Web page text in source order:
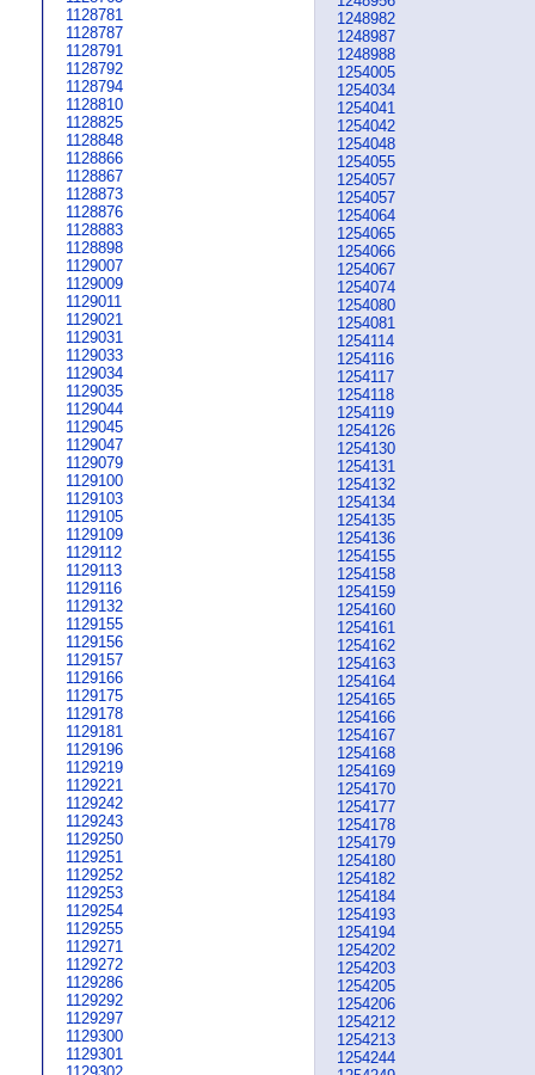
1128781
1128787
1128791
1128792
1128794
1128810
1128825
1128848
1128866
1128867
1128873
1128876
1128883
1128898
1129007
1129009
1129011
1129021
1129031
1129033
1129034
1129035
1129044
1129045
1129047
1129079
1129100
1129103
1129105
1129109
1129112
1129113
1129116
1129132
1129155
1129156
1129157
1129166
1129175
1129178
1129181
1129196
1129219
1129221
1129242
1129243
1129250
1129251
1129252
1129253
1129254
1129255
1129271
1129272
1129286
1129292
1129297
1129300
1129301
1248982
1248987
1248988
1254005
1254034
1254041
1254042
1254048
1254055
1254057
1254057
1254064
1254065
1254066
1254067
1254074
1254080
1254081
1254114
1254116
1254117
1254118
1254119
1254126
1254130
1254131
1254132
1254134
1254135
1254136
1254155
1254158
1254159
1254160
1254161
1254162
1254163
1254164
1254165
1254166
1254167
1254168
1254169
1254170
1254177
1254178
1254179
1254180
1254182
1254184
1254193
1254194
1254202
1254203
1254205
1254206
1254212
1254213
1254244